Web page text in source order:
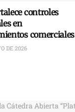
controles
en
comerciales
DE 2026